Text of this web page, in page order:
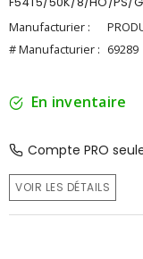
Manufacturier :
# Manufacturier : 69289
En inventaire
Compte PRO
VOIR LES DÉTAILS